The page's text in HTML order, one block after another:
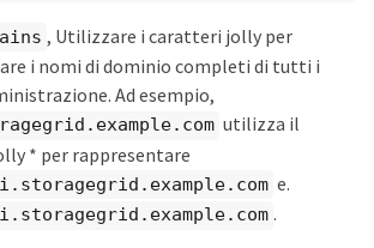
, Utilizzare i caratteri jolly per
i nomi di dominio completi di tutti i
Ad esempio,
utilizza il
* per rappresentare
e.
.